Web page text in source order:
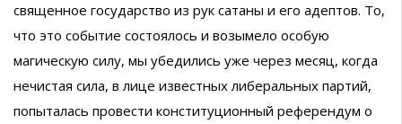
священное государство из рук сатаны и его адептов. То,
что это событие состоялось и возымело особую
магическую силу, мы убедились уже через месяц, когда
нечистая сила, в лице известных либеральных партий,
попыталась провести конституционный референдум о